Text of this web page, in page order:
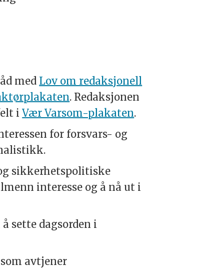
med Lov om redaksjonell
. Redaksjonen
iVær Varsom-plakaten.
for forsvars- og
sikkerhetspolitiske
interesse og å nå ut i
sette dagsorden i
avtjener